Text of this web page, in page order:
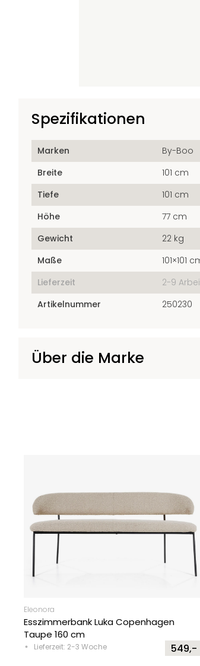
Spezifikationen
Marken
By-Boo
Breite
101 cm
Tiefe
101 cm
Höhe
77 cm
Gewicht
22 kg
Maße
101×101
Lieferzeit
2-9
Artikelnummer
250230
Über die Marke
Eleonora
Esszimmerbank Luka Copenhagen
Taupe 160 cm
Lieferzeit: 2-3 Woche 549,-